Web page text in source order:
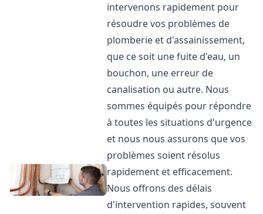
intervenons rapidement pour
résoudre vos problèmes de
plomberie et d'assainissement,
que ce soit une fuite d'eau, un
bouchon, une erreur de
canalisation ou autre. Nous
sommes équipés pour répondre
à toutes les situations d'urgence
et nous nous assurons que vos
problèmes soient résolus
rapidement et efficacement.
Nous offrons des délais
d'intervention rapides, souvent